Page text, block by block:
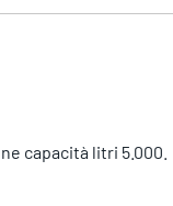
capacità litri 5.000.